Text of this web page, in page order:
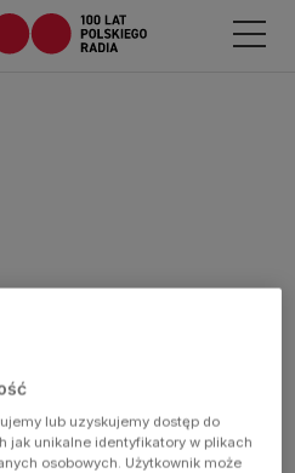
lub uzyskujemy dostęp do
jak unikalne identyfikatory w plikach
osobowych. Użytkownik może